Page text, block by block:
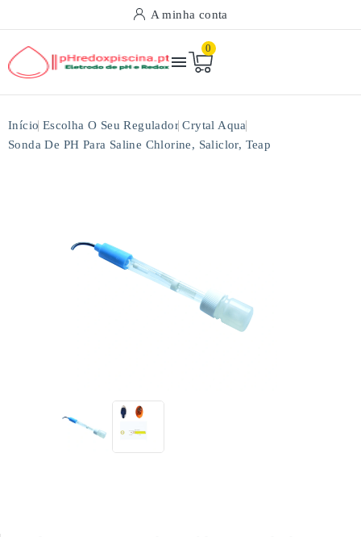
A minha conta

0
Início Escolha O Seu Regulador Crytal Aqua
Sonda De PH Para Saline Chlorine, Saliclor, Teap